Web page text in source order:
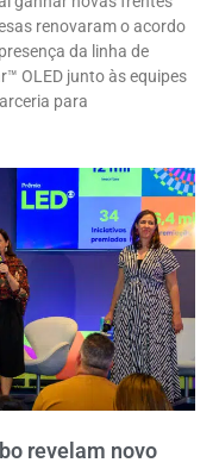
renovaram o acordo
da linha de
OLED junto às equipes
para
revelam novo